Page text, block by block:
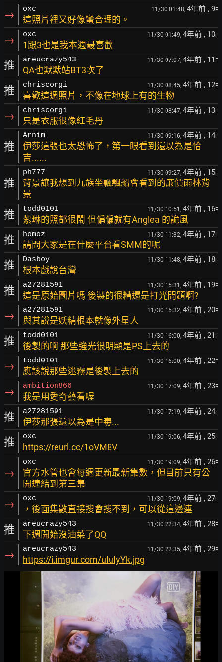
→ oxc 11/30 01:48, 4年前 , 9F
這照片裡又好像蠻合理的。
→ oxc 11/30 01:49, 4年前 , 10F
1跟3也是我本週最喜歡
推 areucrazy543 11/30 07:07, 4年前 , 11 F
QA也默默站BT3次了
推 chriscorgi 11/30 08:45, 4年前 , 12F
喜歡這週照片，不像在地球上有的生物
→ chriscorgi 11/30 08:47, 4年前 , 13F
只是衣服很像紅毛丹
推
Arnim 11/30 09:16, 4年前 , 14F
伊莎這張也太恐怖了，第一眼看到還以為是恰
吉......
推
ph777 11/30 09:27, 4年前 , 15F
背景讓我想到九族坐飄飄船會看到的廉價雨林背
景
推 todd0101 11/30 10:51, 4年前 , 16F
紫琳的照都很鬧 但偏偏就有Anglea 的詭風
推 homoz 11/30 11:32, 4年前 , 17F
請問大家是在什麼平台看SMM的呢
推 Dasboy 11/30 11:48, 4年前 , 18F
根本戲說台灣
推 a27281591 11/30 15:31, 4年前 , 19F
這是原始圖片嗎 後製的很糟還是打光問題啊?
→ a27281591 11/30 15:32, 4年前 , 20F
與其說是妖精根本就像外星人
推 todd0101 11/30 16:00, 4年前 , 21 F
後製的啊 那些強光很明顯是PS上去的
→ todd0101 11/30 16:00, 4年前 , 22F
應該說那些迷霧是後製上去的
→ ambition866 11/30 17:09, 4年前 , 23F
我是用愛奇藝看喔
推 a27281591 11/30 17:19, 4年前 , 24F
伊莎那張還以為是中毒...
推 oxc 11/30 19:06, 4年前 , 25F
https://reurl.cc/1oVM8V
→
oxc 11/30 19:09, 4年前 , 26F
官方水管也會每週更新最新集數，但目前只有公
開連結到第三集
→ oxc 11/30 19:09, 4年前 , 27F
，後面集數直接搜會搜不到，可以從這邊連
推 areucrazy543 11/30 22:34, 4年前 , 28F
下週開始沒油菜了QQ
→ areucrazy543 11/30 22:35, 4年前 , 29F
https://i.imgur.com/uIuIyYk.jpg